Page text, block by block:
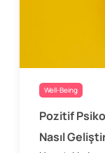
Well-Being
Pozitif
Nasıl